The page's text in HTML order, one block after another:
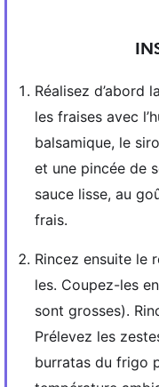
Réalisez d’abord
les fraises avec
balsamique, le
et une pincée de
sauce lisse, au
frais.
Rincez ensuite le
les. Coupez-les
sont grosses).
Prélevez les
burratas du frigo